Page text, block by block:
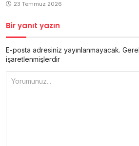
23 Temmuz 2026
Bir yanıt yazın
E-posta adresiniz yayınlanmayacak.
işaretlenmişlerdir